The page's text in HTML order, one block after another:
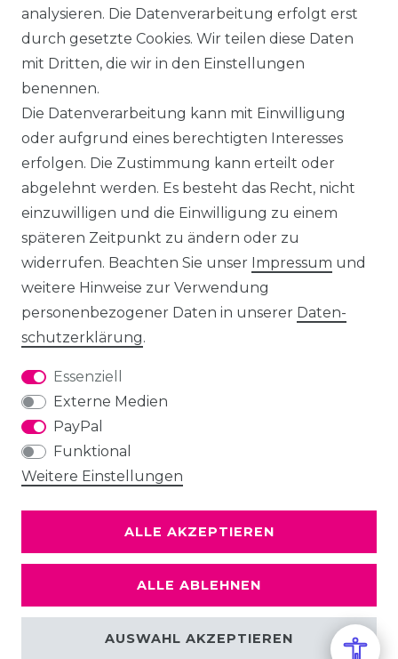
analysieren. Die Datenverarbeitung erfolgt erst
durch gesetzte Cookies. Wir teilen diese Daten
mit Dritten, die wir in den Einstellungen
benennen.
Die Datenverarbeitung kann mit Einwilligung
oder aufgrund eines berechtigten Interesses
erfolgen. Die Zustimmung kann erteilt oder
abgelehnt werden. Es besteht das Recht, nicht
einzuwilligen und die Einwilligung zu einem
späteren Zeitpunkt zu ändern oder zu
widerrufen. Beachten Sie unser Impressum und
weitere Hinweise zur Verwendung
personenbezogener Daten in unserer Daten­
schutz­erklärung.
Essenziell
Externe Medien
PayPal
Funktional
Weitere Einstellungen
ALLE AKZEPTIEREN
ALLE ABLEHNEN
AUSWAHL AKZEPTIEREN